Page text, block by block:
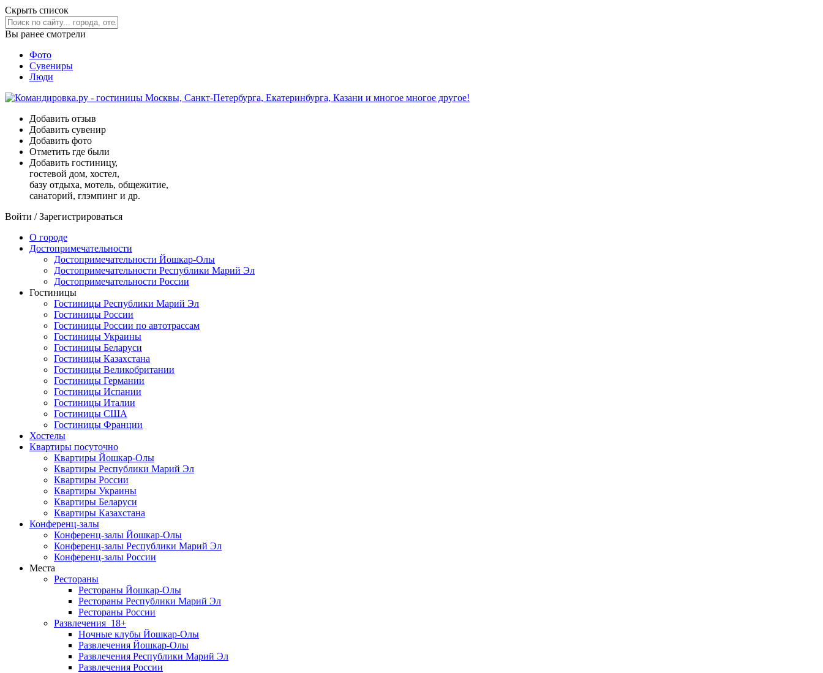
Скрыть список
Вы ранее смотрели
Фото
Сувениры
Люди
Добавить отзыв
Добавить сувенир
Добавить фото
Отметить где были
Добавить гостиницу,
гостевой дом, хостел,
базу отдыха, мотель, общежитие,
санаторий, глэмпинг и др.
Войти /Зарегистрироваться
О городе
Достопримечательности
Достопримечательности Йошкар-Олы
Достопримечательности Республики Марий Эл
Достопримечательности России
Гостиницы
Гостиницы Республики Марий Эл
Гостиницы России
Гостиницы России по автотрассам
Гостиницы Украины
Гостиницы Беларуси
Гостиницы Казахстана
Гостиницы Великобритании
Гостиницы Германии
Гостиницы Испании
Гостиницы Италии
Гостиницы США
Гостиницы Франции
Хостелы
Квартиры посуточно
Квартиры Йошкар-Олы
Квартиры Республики Марий Эл
Квартиры России
Квартиры Украины
Квартиры Беларуси
Квартиры Казахстана
Конференц-залы
Конференц-залы Йошкар-Олы
Конференц-залы Республики Марий Эл
Конференц-залы России
Места
Рестораны
Рестораны Йошкар-Олы
Рестораны Республики Марий Эл
Рестораны России
Развлечения 18+
Ночные клубы Йошкар-Олы
Развлечения Йошкар-Олы
Развлечения Республики Марий Эл
Развлечения России